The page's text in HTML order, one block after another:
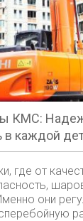
КМС:
в каждой
где от
они